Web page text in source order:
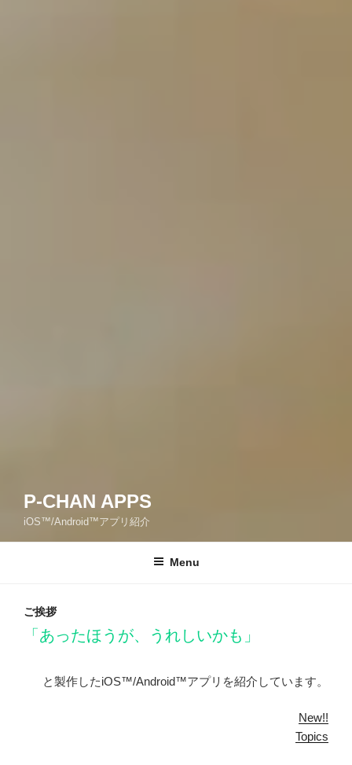
P-CHAN APPS
iOS™/Android™アプリ紹介
Menu
ご挨拶
「あったほうが、うれしいかも」
と製作したiOS™/Android™アプリを紹介しています。
New!!
Topics